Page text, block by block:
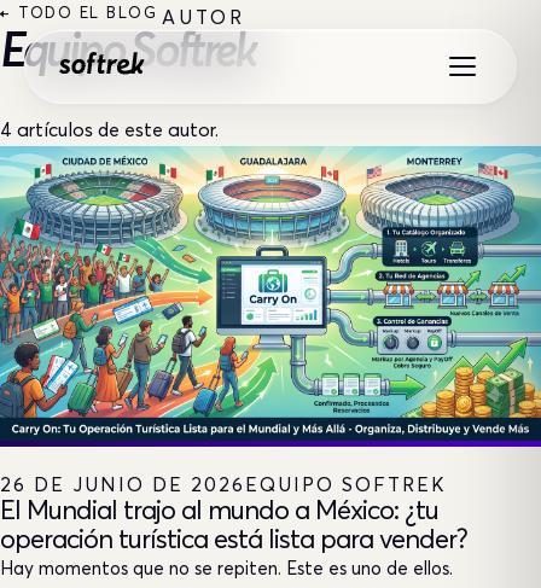
Saltar al contenido
← TODO EL BLOG AUTOR
Equipo Softrek
4 artículos de este autor.
26 DE JUNIO DE 2026 EQUIPO SOFTREK
El Mundial trajo al mundo a México: ¿tu
operación turística está lista para vender?
Hay momentos que no se repiten. Este es uno de ellos.